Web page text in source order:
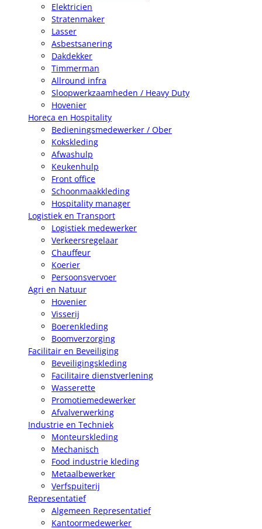
Elektricien
Stratenmaker
Lasser
Asbestsanering
Dakdekker
Timmerman
Allround infra
Sloopwerkzaamheden / Heavy Duty
Hovenier
Horeca en Hospitality
Bedieningsmedewerker / Ober
Kokskleding
Afwashulp
Keukenhulp
Front office
Schoonmaakkleding
Hospitality manager
Logistiek en Transport
Logistiek medewerker
Verkeersregelaar
Chauffeur
Koerier
Persoonsvervoer
Agri en Natuur
Hovenier
Visserij
Boerenkleding
Boomverzorging
Facilitair en Beveiliging
Beveiligingskleding
Facilitaire dienstverlening
Wasserette
Promotiemedewerker
Afvalverwerking
Industrie en Techniek
Monteurskleding
Mechanisch
Food industrie kleding
Metaalbewerker
Verfspuiterij
Representatief
Algemeen Representatief
Kantoormedewerker